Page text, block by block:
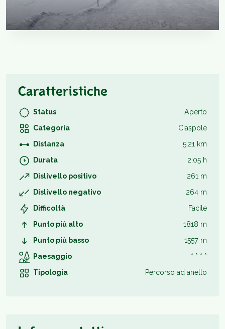
Caratteristiche
Status
Aperto
Categoria
Ciaspole
Distanza
5.21 km
Durata
2:05 h
Dislivello positivo
261 m
Dislivello negativo
264 m
Difficoltà
Facile
Punto più alto
1818 m
Punto più basso
1557 m
Paesaggio
* * * *
Tipologia
Percorso ad anello